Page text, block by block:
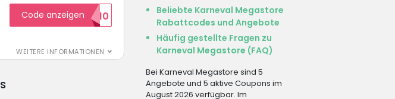
WEITERE INFORMATIONEN
Code anzeigenHELLO10
Beliebte Karneval Megastore
Rabattcodes und Angebote
Häufig gestellte Fragen zu
Karneval Megastore (FAQ)
Bei Karneval Megastore sind 5
Angebote und 5 aktive Coupons im
August 2026 verfügbar. Im